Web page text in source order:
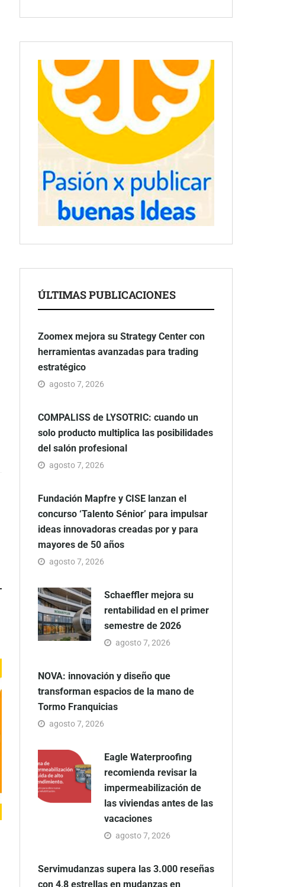
ÚLTIMAS PUBLICACIONES
Zoomex mejora su Strategy Center con
herramientas avanzadas para trading
estratégico
agosto 7, 2026
COMPALISS de LYSOTRIC: cuando un
solo producto multiplica las posibilidades
del salón profesional
agosto 7, 2026
Fundación Mapfre y CISE lanzan el
concurso ‘Talento Sénior’ para impulsar
ideas innovadoras creadas por y para
mayores de 50 años
agosto 7, 2026
Schaeffler mejora su
rentabilidad en el primer
semestre de 2026
agosto 7, 2026
NOVA: innovación y diseño que
transforman espacios de la mano de
Tormo Franquicias
agosto 7, 2026
Eagle Waterproofing
recomienda revisar la
impermeabilización de
las viviendas antes de las
vacaciones
agosto 7, 2026
Servimudanzas supera las 3.000 reseñas
con 4,8 estrellas en mudanzas en